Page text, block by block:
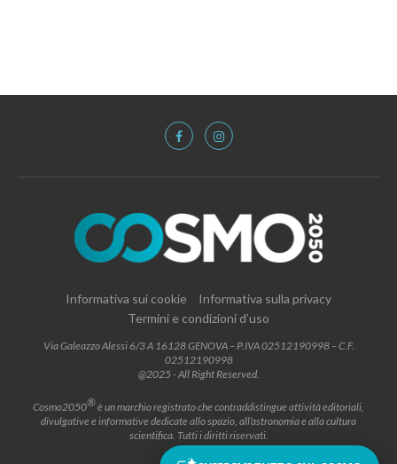
Informativa sui cookie
Informativa sulla privacy
Termini e condizioni d’uso
Via Galeazzo Alessi 6/3 A 16128 GENOVA – P.IVA 02512190998 – C.F.
02512190998
@2025 - All Right Reserved.
Cosmo2050®è un marchio registrato che contraddistingue attività editoriali,
divulgative e informative dedicate allo spazio, all’astronomia e alla cultura
scientifica. Tutti i diritti riservati.